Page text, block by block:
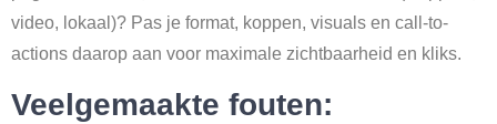
video, lokaal)? Pas je format, koppen, visuals en call-to-
actions daarop aan voor maximale zichtbaarheid en kliks.
Veelgemaakte fouten: